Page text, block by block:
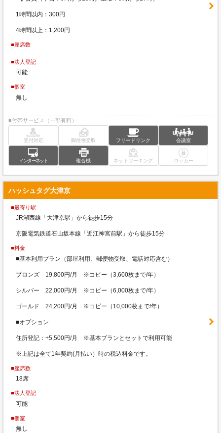
1時間以内：300円
4時間以上：1,200円
■座席数
■法人登記
可能
■個室
無し
■付帯サービス（一部有料）
受付対応 郵便物受取 フリードリンク 会議室
インターネット 複合機 ネットワーキング ロッカー
ハッシュタグ大津京
■最寄り駅
JR湖西線「大津京駅」から徒歩15分
京阪電気鉄道石山坂本線「近江神宮前駅」から徒歩15分
■料金
■基本利用プラン（部屋利用、郵便物受取、電話対応含む）
ブロンズ 19,800円/月 ※コピー（3,600枚まで/年）
シルバー 22,000円/月 ※コピー（6,000枚まで/年）
ゴールド 24,200円/月 ※コピー（10,000枚まで/年）
■オプション
住所登記：+5,500円/月 ※基本プランとセットで利用可能
※上記は全て1年契約(月払い）時の税込料金です。
■座席数
18席
■法人登記
可能
■個室
無し